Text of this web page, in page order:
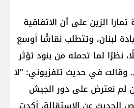
الزين على أن الاتفاقية
لبنان، وتتطلب نقاشًا أوسع
نظرًا لما تحمله من بنود تؤثر
وقالت في حديث تلفزيوني: "لا
لم نعترض على دور الجيش